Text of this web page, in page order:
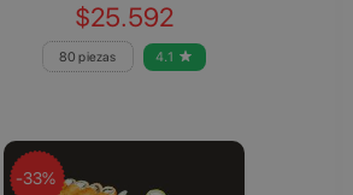
$25.592
80 piezas 4.1
-33%